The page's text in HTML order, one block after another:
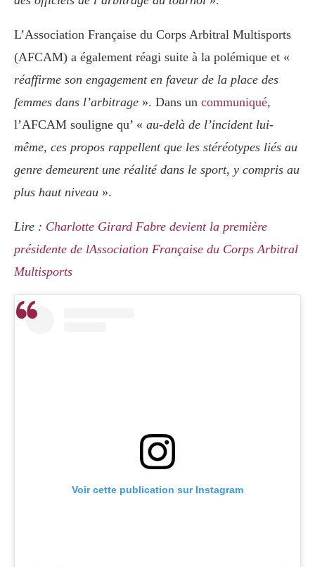
L’Association Française du Corps Arbitral Multisports
(AFCAM) a également réagi suite à la polémique et «
réaffirme son engagement en faveur de la place des
femmes dans l’arbitrage ». Dans un communiqué,
l’AFCAM souligne qu’ « au-delà de l’incident lui-
même, ces propos rappellent que les stéréotypes liés au
genre demeurent une réalité dans le sport, y compris au
plus haut niveau ».
Lire : Charlotte Girard Fabre devient la première
présidente de lAssociation Française du Corps Arbitral
Multisports
Voir cette publication sur Instagram